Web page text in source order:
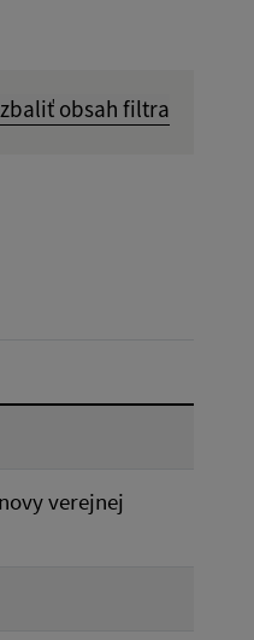
obsah filtra
Reset
verejnej